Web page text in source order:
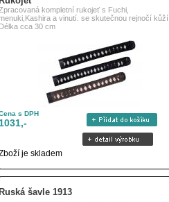
Zpracovaná kompletní rukojeť s Fuchi,
a vinutí. se skutečnou rejnočí kůží.
Délka cca 30 cm
s DPH
1031,-
je skladem
Ruská šavle 1913